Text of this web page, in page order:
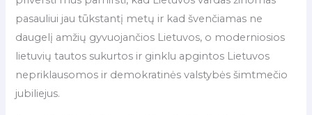
pasauliui jau tūkstantį metų ir kad švenčiamas ne
daugelį amžių gyvuojančios Lietuvos, o moderniosios
lietuvių tautos sukurtos ir ginklu apgintos Lietuvos
nepriklausomos ir demokratinės valstybės šimtmečio
jubiliejus.